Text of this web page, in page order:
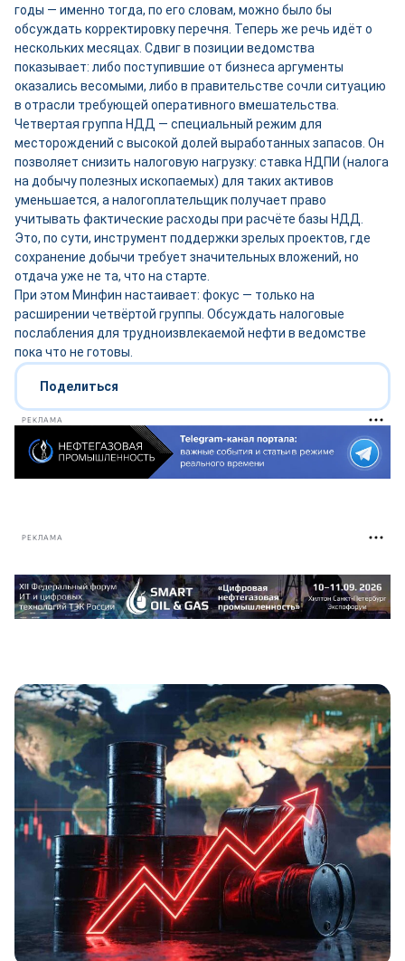
годы — именно тогда, по его словам, можно было бы
обсуждать корректировку перечня. Теперь же речь идёт о
нескольких месяцах. Сдвиг в позиции ведомства
показывает: либо поступившие от бизнеса аргументы
оказались весомыми, либо в правительстве сочли ситуацию
в отрасли требующей оперативного вмешательства.
Четвертая группа НДД — специальный режим для
месторождений с высокой долей выработанных запасов. Он
позволяет снизить налоговую нагрузку: ставка НДПИ (налога
на добычу полезных ископаемых) для таких активов
уменьшается, а налогоплательщик получает право
учитывать фактические расходы при расчёте базы НДД.
Это, по сути, инструмент поддержки зрелых проектов, где
сохранение добычи требует значительных вложений, но
отдача уже не та, что на старте.
При этом Минфин настаивает: фокус — только на
расширении четвёртой группы. Обсуждать налоговые
послабления для трудноизвлекаемой нефти в ведомстве
пока что не готовы.
Поделиться
РЕКЛАМА
РЕКЛАМА